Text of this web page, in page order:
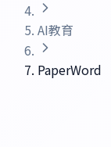
AI教育
PaperWord